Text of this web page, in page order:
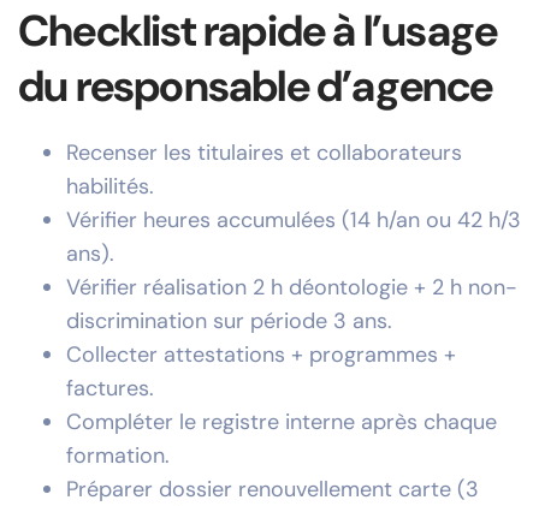
Checklist rapide à l’usage
du responsable d’agence
Recenser les titulaires et collaborateurs
habilités.
Vérifier heures accumulées (14 h/an ou 42 h/3
ans).
Vérifier réalisation 2 h déontologie + 2 h non-
discrimination sur période 3 ans.
Collecter attestations + programmes +
factures.
Compléter le registre interne après chaque
formation.
Préparer dossier renouvellement carte (3